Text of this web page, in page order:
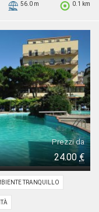
0.1 km
56.0 m
Prezzi da
24.00€
TRANQUILLO